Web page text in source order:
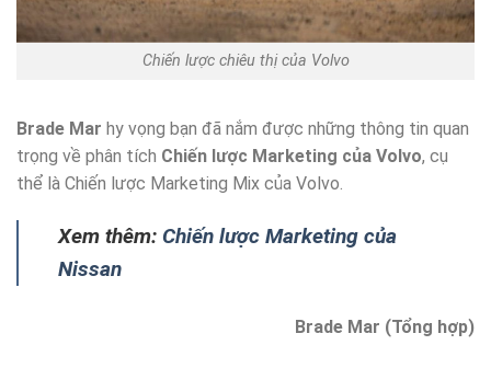
Chiến lược chiêu thị của Volvo
Brade Mar hy vọng bạn đã nắm được những thông tin quan
trọng về phân tích Chiến lược Marketing của Volvo, cụ
thể là Chiến lược Marketing Mix của Volvo.
Xem thêm: Chiến lược Marketing của
Nissan
Brade Mar (Tổng hợp)